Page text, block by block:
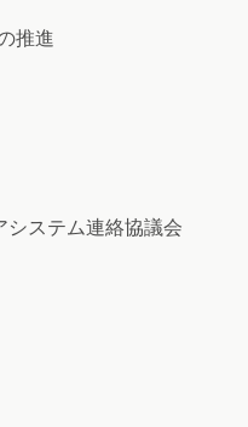
推進
システム連絡協議会